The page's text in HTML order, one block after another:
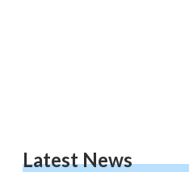
Latest News